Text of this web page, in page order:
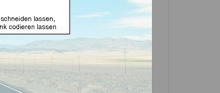
Produkt)